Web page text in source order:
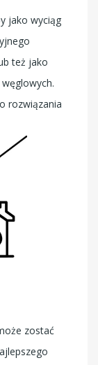
jako wyciąg
też jako
rozwiązania
zostać